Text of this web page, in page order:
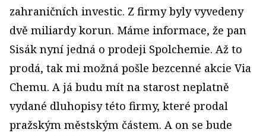
zahraničních investic. Z firmy byly vyvedeny
dvě miliardy korun. Máme informace, že pan
Sisák nyní jedná o prodeji Spolchemie. Až to
prodá, tak mi možná pošle bezcenné akcie Via
Chemu. A já budu mít na starost neplatně
vydané dluhopisy této firmy, které prodal
pražským městským částem. A on se bude